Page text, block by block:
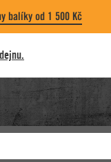
balíky od 1 500 Kč